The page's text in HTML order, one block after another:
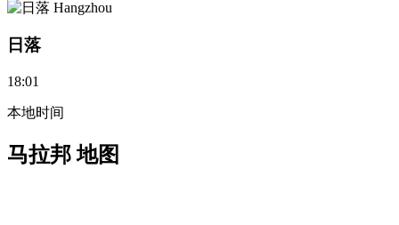
日落
18:01
本地时间
马拉邦 地图